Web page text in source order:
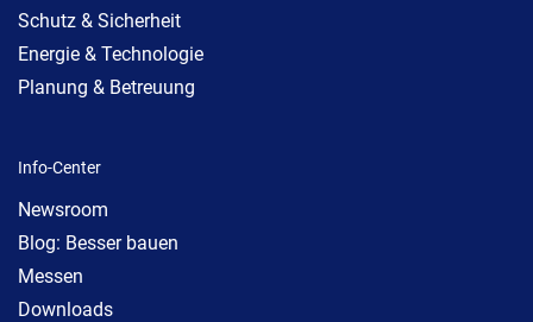
Schutz & Sicherheit
Energie & Technologie
Planung & Betreuung
Info-Center
Newsroom
Blog: Besser bauen
Messen
Downloads